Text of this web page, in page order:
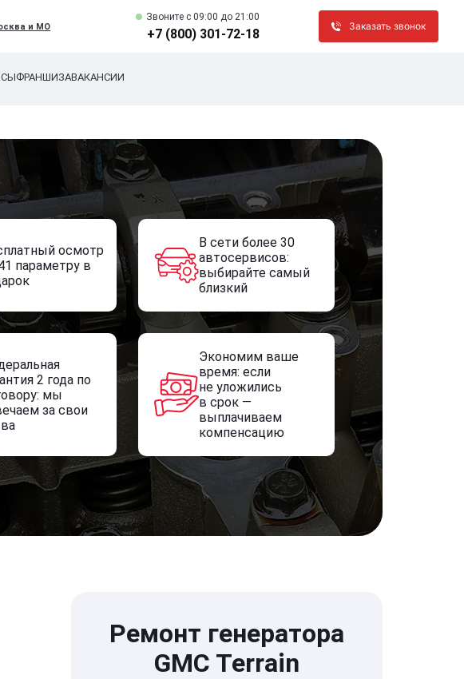
и МО
Звоните c 09:00 до 21:00
+7 (800) 301-72-18
Заказать звонок
ФРАНШИЗАВАКАНСИИ
осмотр
параметру в
В сети более 30
автосервисов:
выбирайте самый
близкий
2 года по
мы
за свои
Экономим ваше
время: если
не уложились
в срок —
выплачиваем
компенсацию
Ремонт генератора
GMC Terrain